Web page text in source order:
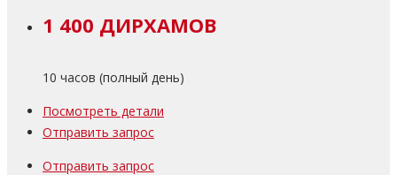
1 400 ДИРХАМОВ
10 часов (полный день)
Посмотреть детали
Отправить запрос
Отправить запрос